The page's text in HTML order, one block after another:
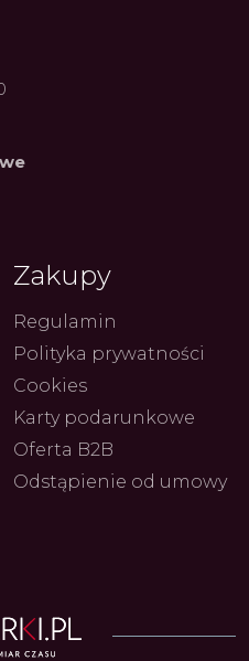
pasji do ikonicznych
Zakupy
Regulamin
Polityka prywatności
Cookies
Karty podarunkowe
Oferta B2B
Odstąpienie od umowy